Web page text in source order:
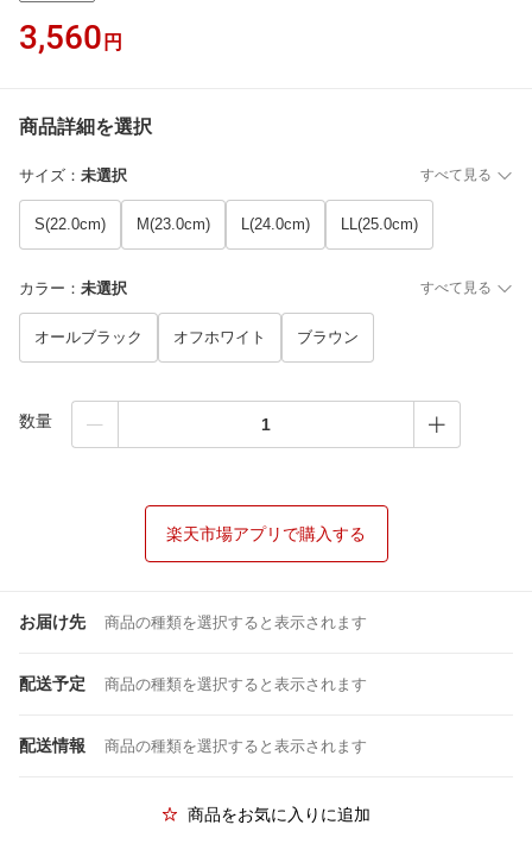
3,560 円
商品詳細を選択
サイズ ： 未選択 すべて見る
S(22.0cm) M(23.0cm) L(24.0cm) LL(25.0cm)
カラー ： 未選択 すべて見る
オールブラック オフホワイト ブラウン
数量
楽天市場アプリで購入する
お届け先 商品の種類を選択すると表示されます
配送予定 商品の種類を選択すると表示されます
配送情報 商品の種類を選択すると表示されます
商品をお気に入りに追加